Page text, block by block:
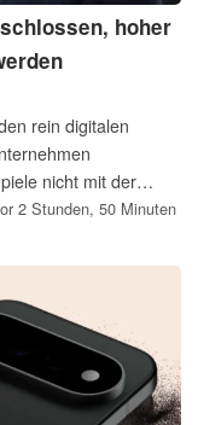
hoher
rein digitalen
nicht mit der
mehr als 90 Prozent
nicht ausschließen.
2 Stunden, 50 Minuten